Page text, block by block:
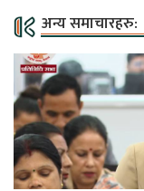
अन्य समाचारहरु: